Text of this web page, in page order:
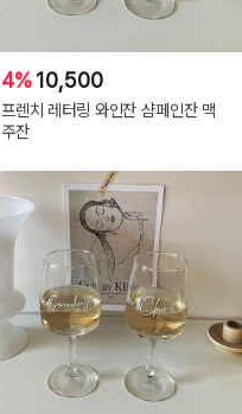
4%10,500
프렌치 레터링 와인잔 샴페인잔 맥
주잔